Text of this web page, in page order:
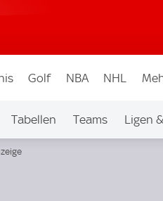
Golf NBA NHL
Tabellen Teams Ligen